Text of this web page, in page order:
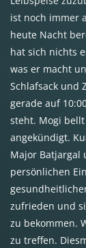
ist noch immer
heute Nacht
hat sich nichts
was er macht
Schlafsack und
gerade auf
steht. Mogi
angekündigt.
Major Batjargal
persönlichen
zufrieden und
zu bekommen.
zu treffen.